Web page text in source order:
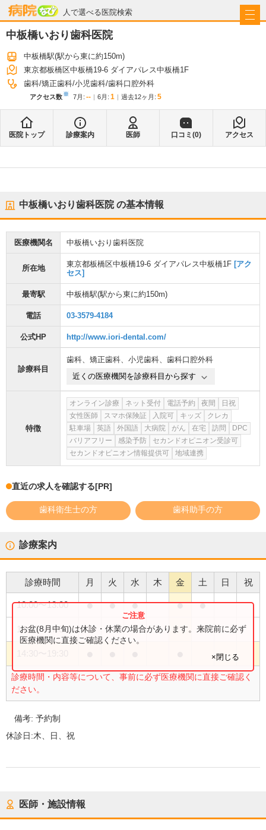
人で選べる医院検索
病院なび
中板橋いおり歯科医院
中板橋駅(駅から東に約150m)
東京都板橋区中板橋19-6 ダイアパレス中板橋1F
歯科 矯正歯科 小児歯科 歯科口腔外科
アクセス数※ 7月 : -- 6月 : 1 過去12ヶ月: 5
医院トップ 診療案内 医師 口コミ(0) アクセス
中板橋いおり歯科医院の基本情報
医療機関名 中板橋いおり歯科医院
所在地 東京都板橋区中板橋19-6 ダイアパレス中板橋1F [アク
セス]
最寄駅 中板橋駅(駅から東に約150m)
電話 03-3579-4184
公式HP http://www.iori-dental.com/
診療科目
歯科、 矯正歯科、 小児歯科、 歯科口腔外科
近くの医療機関を診療科目から探す
特徴
オンライン診療 ネット受付 電話予約 夜間
日祝
女性医師
スマホ保険証 入院可 キッズ
クレカ
駐車場
英語 外国語 大病院 がん 在宅 訪問
DPC
バリアフリー
感染予防
セカンドオピニオン受診可
セカンドオピニオン情報提供可
地域連携
直近の求人を確認する[PR]
歯科衛生士の方 歯科助手の方
診療案内
診療時間 月 火 水 木 金 土 日 祝
10:00〜13:00 ● ● ● ● ●
14:30〜17:30 ●
診療時間・内容等について、事前に必ず医療機関に直接ご確認く
ださい。
お盆(8月中旬)は休診・休業の場合があります。来院前に必ず
医療機関に直接ご確認ください。
×閉じる
備考:予約制
休診日:木、日、祝
医師・施設情報